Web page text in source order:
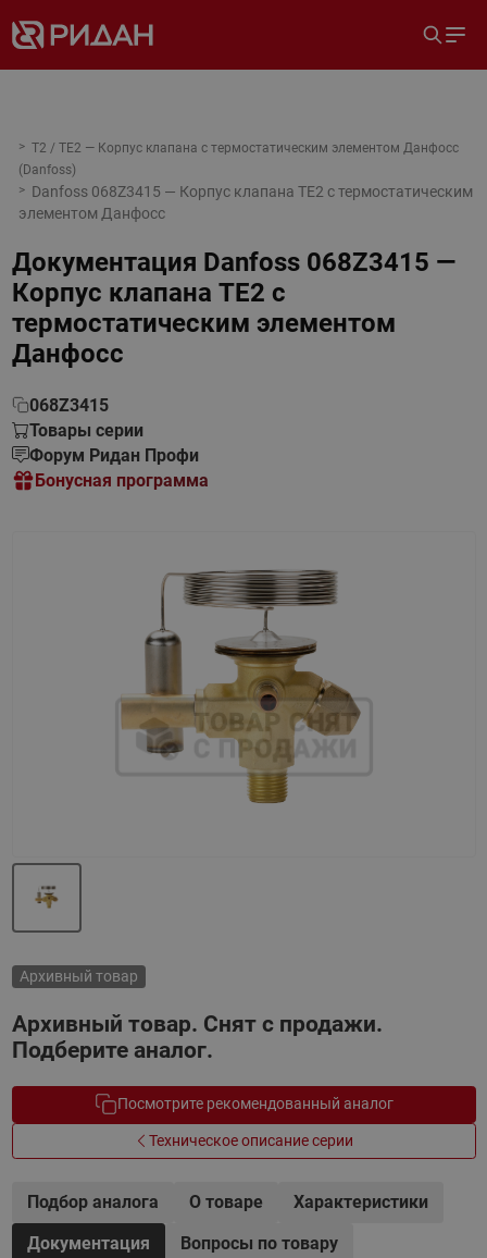
T2 / TE2 — Корпус клапана с термостатическим элементом Данфосс
(Danfoss)
Danfoss 068Z3415 — Корпус клапана TE2 с термостатическим
элементом Данфосс
Документация Danfoss 068Z3415 —
Корпус клапана TE2 с
термостатическим элементом
Данфосс
068Z3415
Товары серии
Форум Ридан Профи
Бонусная программа
Архивный товар
Архивный товар. Снят с продажи.
Подберите аналог.
Посмотрите рекомендованный аналог
Техническое описание серии
Подбор аналога О товаре
Характеристики
Документация
Вопросы по товару